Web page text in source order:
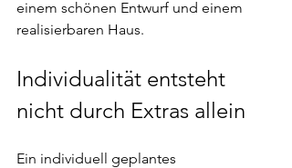
einem schönen Entwurf und einem
realisierbaren Haus.
Individualität entsteht
nicht durch Extras allein
Ein individuell geplantes